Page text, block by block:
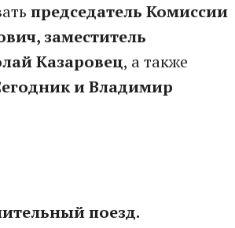
председатель Комиссии
заместитель
Казаровец, а также
и Владимир
поезд.